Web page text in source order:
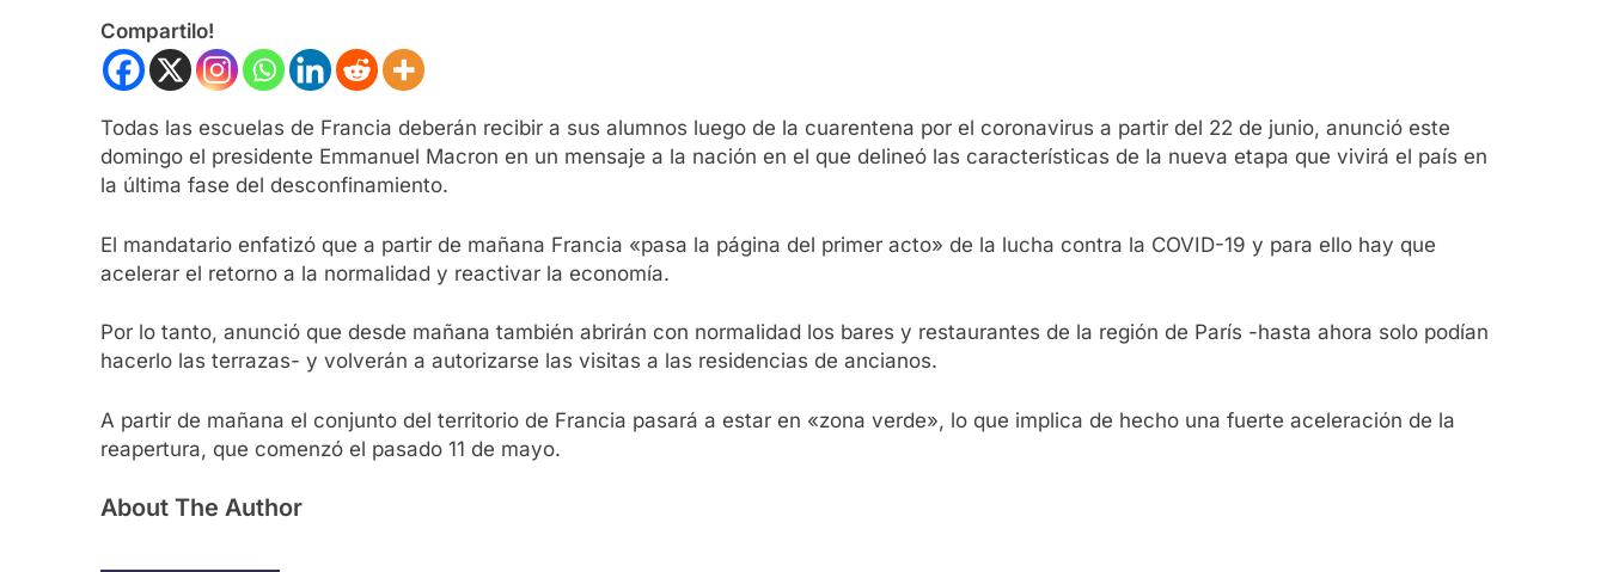
Compartilo!
Todas las escuelas de Francia deberán recibir a sus alumnos luego de la cuarentena por el coronavirus a partir del 22 de junio, anunció este
domingo el presidente Emmanuel Macron en un mensaje a la nación en el que delineó las características de la nueva etapa que vivirá el país en
la última fase del desconfinamiento.
El mandatario enfatizó que a partir de mañana Francia «pasa la página del primer acto» de la lucha contra la COVID-19 y para ello hay que
acelerar el retorno a la normalidad y reactivar la economía.
Por lo tanto, anunció que desde mañana también abrirán con normalidad los bares y restaurantes de la región de París -hasta ahora solo podían
hacerlo las terrazas- y volverán a autorizarse las visitas a las residencias de ancianos.
A partir de mañana el conjunto del territorio de Francia pasará a estar en «zona verde», lo que implica de hecho una fuerte aceleración de la
reapertura, que comenzó el pasado 11 de mayo.
About The Author